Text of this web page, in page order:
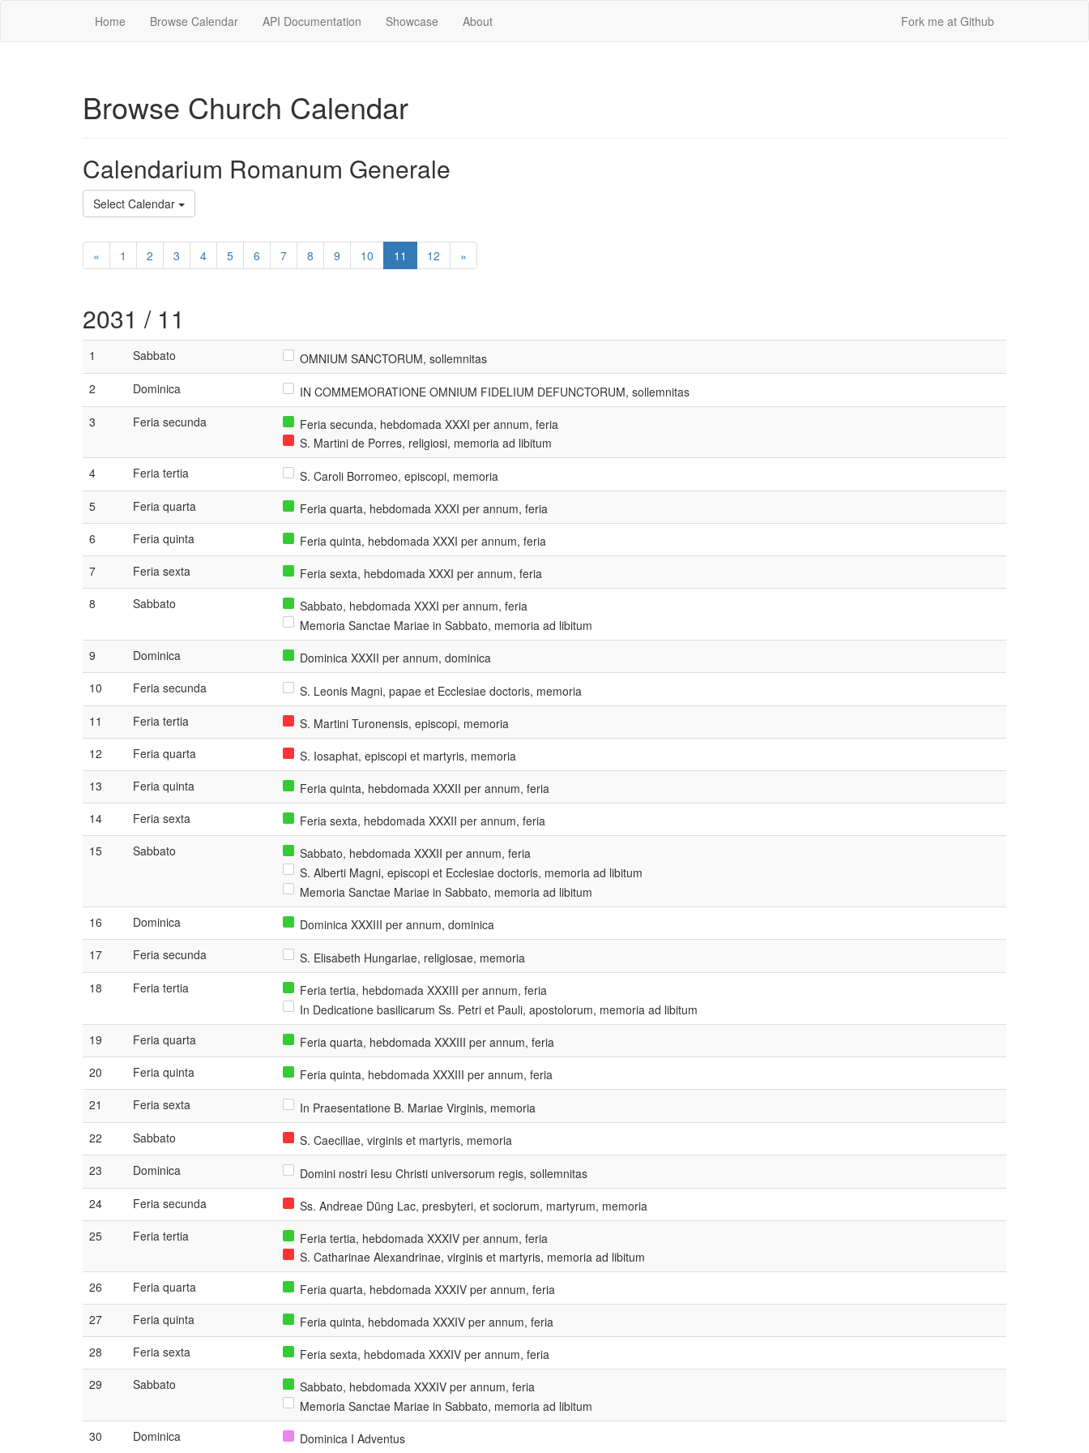
Home Browse Calendar API Documentation Showcase About Fork me at Github
Browse Church Calendar
Calendarium Romanum Generale
Select Calendar
« 1 2 3 4 5 6 7 8 9 10 11 12 »
2031 / 11
1 Sabbato
OMNIUM SANCTORUM, sollemnitas
2
Dominica
IN COMMEMORATIONE OMNIUM FIDELIUM DEFUNCTORUM, sollemnitas
3
Feria secunda
Feria secunda, hebdomada XXXI per annum, feria
S. Martini de Porres, religiosi, memoria ad libitum
4
Feria tertia
S. Caroli Borromeo, episcopi, memoria
5
Feria quarta
Feria quarta, hebdomada XXXI per annum, feria
6
Feria quinta
Feria quinta, hebdomada XXXI per annum, feria
7
Feria sexta
Feria sexta, hebdomada XXXI per annum, feria
8
Sabbato
Sabbato, hebdomada XXXI per annum, feria
Memoria Sanctae Mariae in Sabbato, memoria ad libitum
9
Dominica
Dominica XXXII per annum, dominica
10
Feria secunda
S. Leonis Magni, papae et Ecclesiae doctoris, memoria
11
Feria tertia
S. Martini Turonensis, episcopi, memoria
12
Feria quarta
S. Iosaphat, episcopi et martyris, memoria
13
Feria quinta
Feria quinta, hebdomada XXXII per annum, feria
14
Feria sexta
Feria sexta, hebdomada XXXII per annum, feria
15
Sabbato
Sabbato, hebdomada XXXII per annum, feria
S. Alberti Magni, episcopi et Ecclesiae doctoris, memoria ad libitum
Memoria Sanctae Mariae in Sabbato, memoria ad libitum
16
Dominica
Dominica XXXIII per annum, dominica
17
Feria secunda
S. Elisabeth Hungariae, religiosae, memoria
18
Feria tertia
Feria tertia, hebdomada XXXIII per annum, feria
In Dedicatione basilicarum Ss. Petri et Pauli, apostolorum, memoria ad libitum
19
Feria quarta
Feria quarta, hebdomada XXXIII per annum, feria
20
Feria quinta
Feria quinta, hebdomada XXXIII per annum, feria
21
Feria sexta
In Praesentatione B. Mariae Virginis, memoria
22
Sabbato
S. Caeciliae, virginis et martyris, memoria
23
Dominica
Domini nostri Iesu Christi universorum regis, sollemnitas
24
Feria secunda
Ss. Andreae Dũng Lac, presbyteri, et sociorum, martyrum, memoria
25
Feria tertia
Feria tertia, hebdomada XXXIV per annum, feria
S. Catharinae Alexandrinae, virginis et martyris, memoria ad libitum
26
Feria quarta
Feria quarta, hebdomada XXXIV per annum, feria
27
Feria quinta
Feria quinta, hebdomada XXXIV per annum, feria
28
Feria sexta
Feria sexta, hebdomada XXXIV per annum, feria
29
Sabbato
Sabbato, hebdomada XXXIV per annum, feria
Memoria Sanctae Mariae in Sabbato, memoria ad libitum
30
Dominica Dominica I Adventus